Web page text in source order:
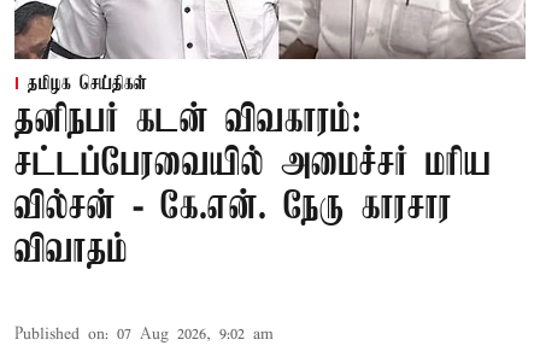
தமிழக செய்திகள்
தனிநபர் கடன் விவகாரம்:
சட்டப்பேரவையில் அமைச்சர் மரிய
வில்சன் - கே.என். நேரு காரசார
விவாதம்
Published on: 07 Aug 2026, 9:02 am